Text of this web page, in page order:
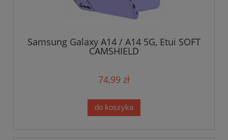
Samsung Galaxy A14 / A14 5G, Etui SOFT
CAMSHIELD
74,99 zł
do koszyka